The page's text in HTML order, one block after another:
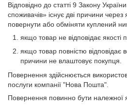
Відповідно до статті 9 Закону
споживачів» існує дві причини
повернути або обміняти куплений
якщо товар не відповідає якості
якщо товар повністю відповідає
причини не влаштовує покупця.
Повернення здійснюється
послуги компанії "Нова Пошта".
Повернення повинно бути належної